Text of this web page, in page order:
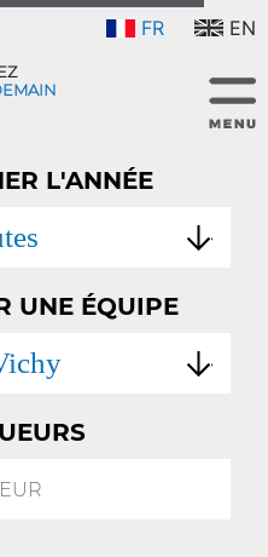
FR EN
L'ANNÉE
UNE ÉQUIPE